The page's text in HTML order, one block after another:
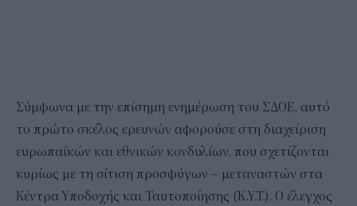
Σύμφωνα με την επίσημη ενημέρωση του ΣΔΟΕ, αυτό
το πρώτο σκέλος ερευνών αφορούσε στη διαχείριση
ευρωπαϊκών και εθνικών κονδυλίων, που σχετίζονται
κυρίως με τη σίτιση προσφύγων – μεταναστών στα
Κέντρα Υποδοχής και Ταυτοποίησης (Κ.Υ.Τ.). Ο έλεγχος